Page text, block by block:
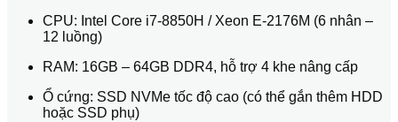
CPU: Intel Core i7-8850H / Xeon E-2176M (6 nhân –
12 luồng)
RAM: 16GB – 64GB DDR4, hỗ trợ 4 khe nâng cấp
Ổ cứng: SSD NVMe tốc độ cao (có thể gắn thêm HDD
hoặc SSD phụ)